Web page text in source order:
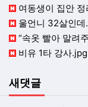
여동생이 집안
울언니 32살인데
“속옷 빨아 말려주고
비유 1타 강사.jpg
새댓글